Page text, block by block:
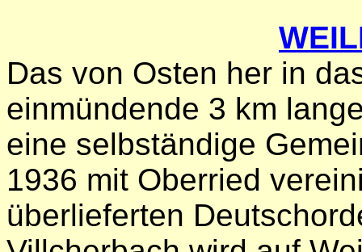
Das von Osten her in
einmündende 3 km
eine selbständige
1936 mit Oberried
überlieferten